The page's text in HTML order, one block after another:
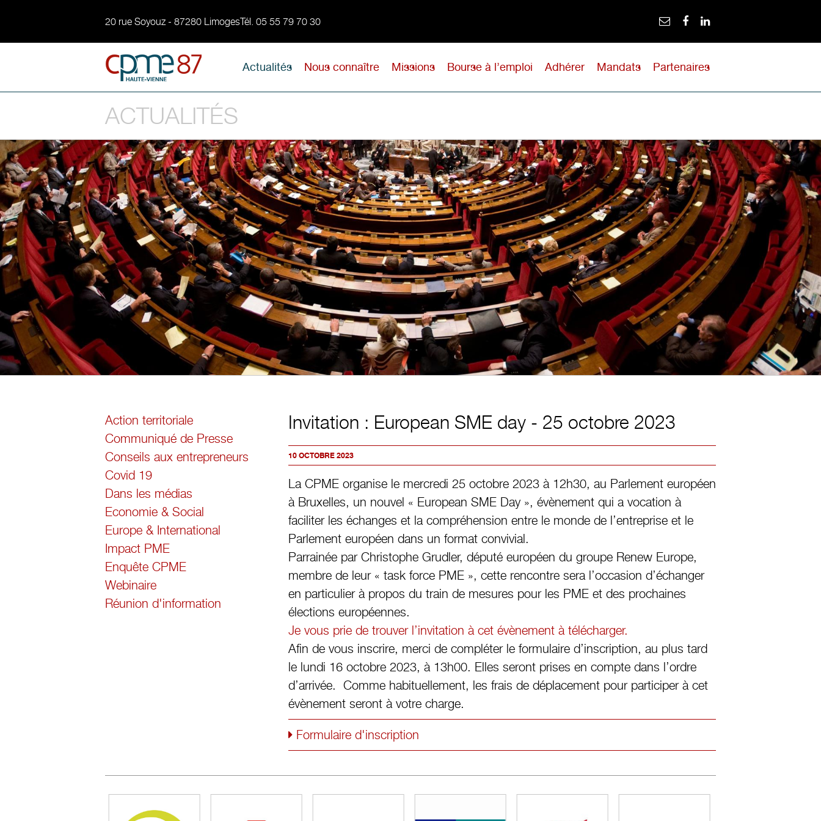
20 rue Soyouz - 87280 LimogesTél. 05 55 79 70 30
Actualités Nous connaître Missions Bourse à l’emploi Adhérer Mandats Partenaires
ACTUALITÉS
Action territoriale
Communiqué de Presse
Conseils aux entrepreneurs
Covid 19
Dans les médias
Economie & Social
Europe & International
Impact PME
Enquête CPME
Webinaire
Réunion d'information
Invitation : European SME day - 25 octobre 2023
10 OCTOBRE 2023
La CPME organise le mercredi 25 octobre 2023 à 12h30, au Parlement européen
à Bruxelles, un nouvel « European SME Day », évènement qui a vocation à
faciliter les échanges et la compréhension entre le monde de l’entreprise et le
Parlement européen dans un format convivial.
Parrainée par Christophe Grudler, député européen du groupe Renew Europe,
membre de leur « task force PME », cette rencontre sera l’occasion d’échanger
en particulier à propos du train de mesures pour les PME et des prochaines
élections européennes.
Je vous prie de trouver l’invitation à cet évènement à télécharger.
Afin de vous inscrire, merci de compléter le formulaire d’inscription, au plus tard
le lundi 16 octobre 2023, à 13h00. Elles seront prises en compte dans l’ordre
d’arrivée. Comme habituellement, les frais de déplacement pour participer à cet
évènement seront à votre charge.
Formulaire d'inscription